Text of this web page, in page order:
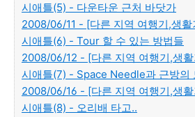
시애틀(5) - 다운타운 근처 바닷가
2008/06/11 - [다른 지역 여행기,생
시애틀(6) - Tour 할 수 있는 방법들
2008/06/12 - [다른 지역 여행기,생
시애틀(7) - Space Needle과 근방의
2008/06/16 - [다른 지역 여행기,생
시애틀(8) - 오리배 타고..